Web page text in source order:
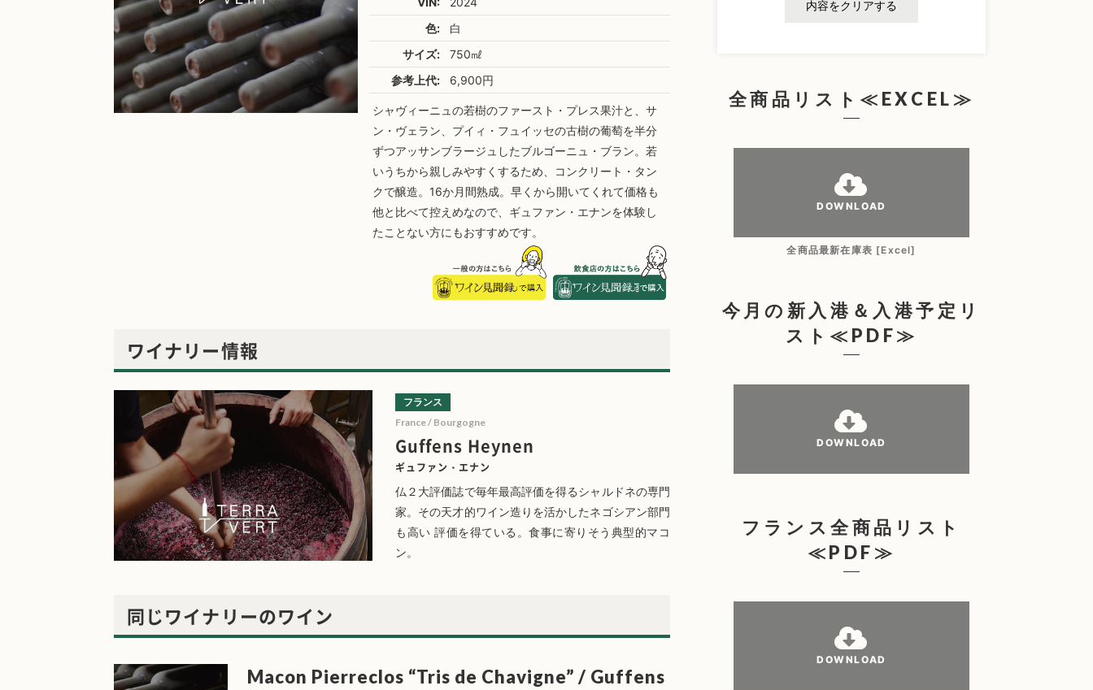
色:
白
サイズ:
750㎖
参考上代:
6,900円
シャヴィーニュの若樹のファースト・プレス果汁と、サ
ン・ヴェラン、プイィ・フュイッセの古樹の葡萄を半分
ずつアッサンブラージュしたブルゴーニュ・ブラン。若
いうちから親しみやすくするため、コンクリート・タン
クで醸造。16か月間熟成。早くから開いてくれて価格も
他と比べて控えめなので、ギュファン・エナンを体験し
たことない方にもおすすめです。
ワイナリー情報
Guffens Heynen
ギュファン・エナン
フランス
France / Bourgogne
仏２大評価誌で毎年最高評価を得るシャルドネの専門
家。その天才的ワイン造りを活かしたネゴシアン部門
も高い 評価を得ている。食事に寄りそう典型的マコ
ン。
同じワイナリーのワイン
Macon Pierreclos “Tris de Chavigne” / Guffens
内容をクリアする
全商品リスト≪EXCEL≫
DOWNLOAD
全商品最新在庫表 [Excel]
今月の新入港＆入港予定リ
スト≪PDF≫
DOWNLOAD
フランス全商品リスト
≪PDF≫
DOWNLOAD